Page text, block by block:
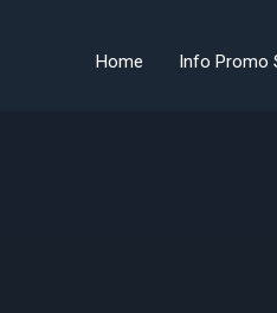
Home Info Promo